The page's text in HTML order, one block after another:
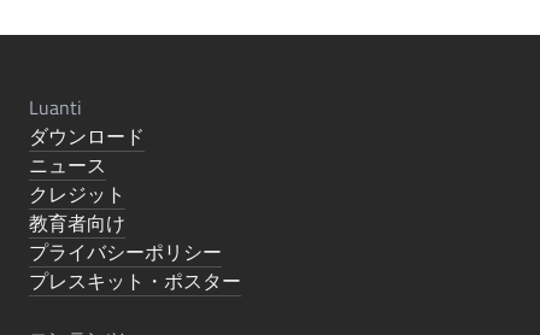
Luanti
ダウンロード
ニュース
クレジット
教育者向け
プライバシーポリシー
プレスキット・ポスター